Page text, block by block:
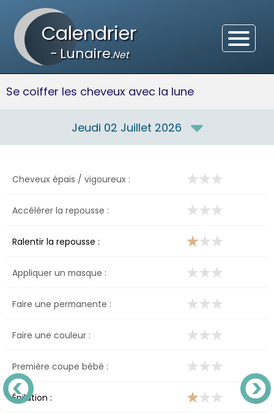
Calendrier
-Lunaire.Net
Se coiffer les cheveux avec la lune
Jeudi 02 Juillet 2026
Cheveux épais / vigoureux :
Accélérer la repousse :
Ralentir la repousse :
Appliquer un masque :
Faire une permanente :
Faire une couleur :
Première coupe bébé :
Épilation :